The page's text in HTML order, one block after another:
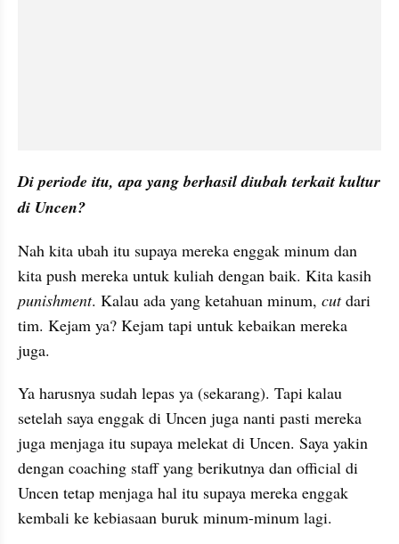
Di periode itu, apa yang berhasil diubah terkait kultur
di Uncen?
Nah kita ubah itu supaya mereka enggak minum dan
punishment. Kalau ada yang ketahuan minum, cut dari
tim. Kejam ya? Kejam tapi untuk kebaikan mereka
juga.
Ya harusnya sudah lepas ya (sekarang). Tapi kalau
setelah saya enggak di Uncen juga nanti pasti mereka
juga menjaga itu supaya melekat di Uncen. Saya yakin
dengan coaching staff yang berikutnya dan official di
Uncen tetap menjaga hal itu supaya mereka enggak
kembali ke kebiasaan buruk minum-minum lagi.